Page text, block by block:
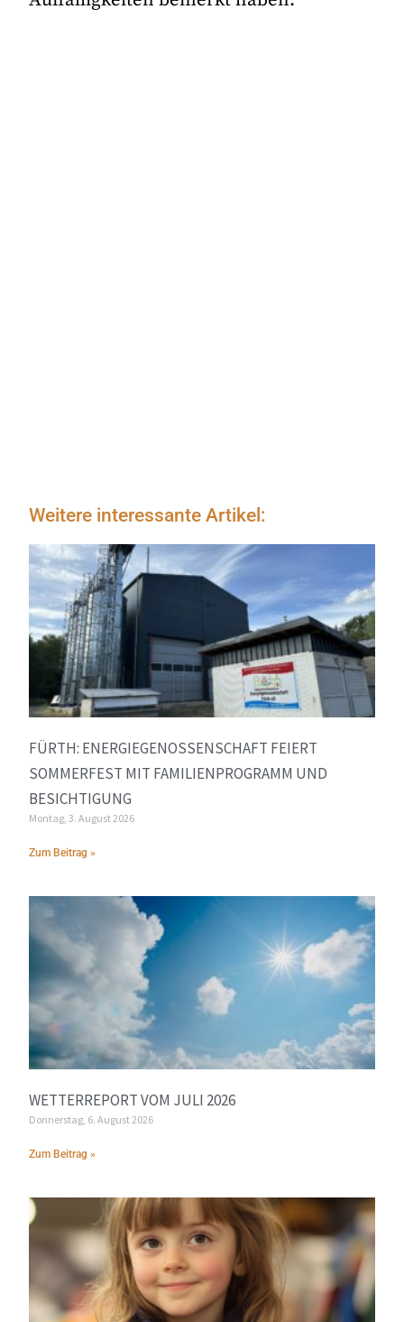
Weitere interessante Artikel:
FÜRTH: ENERGIEGENOSSENSCHAFT FEIERT
SOMMERFEST MIT FAMILIENPROGRAMM UND
BESICHTIGUNG
Montag, 3. August 2026
Zum Beitrag »
WETTERREPORT VOM JULI 2026
Donnerstag, 6. August 2026
Zum Beitrag »